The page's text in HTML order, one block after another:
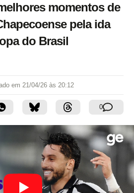
momentos de
pela ida
do Brasil
em 21/04/26 às 20:12
0